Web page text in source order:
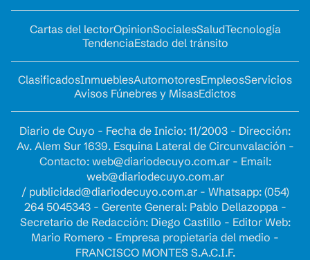
Cartas del lectorOpinionSocialesSaludTecnología
TendenciaEstado del tránsito
ClasificadosInmueblesAutomotoresEmpleosServicios
Avisos Fúnebres y MisasEdictos
Diario de Cuyo - Fecha de Inicio: 11/2003 - Dirección:
Av. Alem Sur 1639. Esquina Lateral de Circunvalación -
Contacto: web@diariodecuyo.com.ar- Email:
web@diariodecuyo.com.ar
/ publicidad@diariodecuyo.com.ar- Whatsapp: (054)
264 5045343 - Gerente General: Pablo Dellazoppa -
Secretario de Redacción: Diego Castillo - Editor Web:
Mario Romero - Empresa propietaria del medio -
FRANCISCO MONTES S.A.C.I.F.